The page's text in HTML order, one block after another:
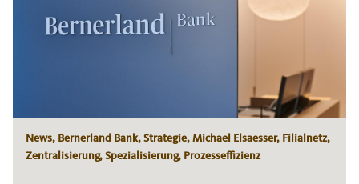
News, Bernerland Bank, Strategie, Michael Elsaesser, Filialnetz,
Zentralisierung, Spezialisierung, Prozesseffizienz